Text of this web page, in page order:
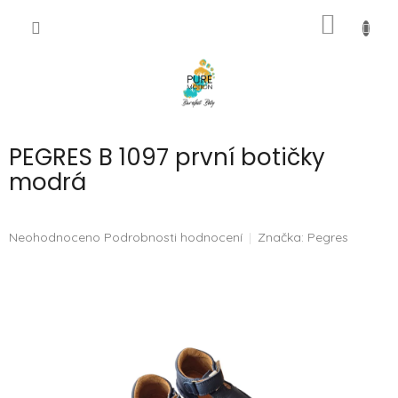
PEGRES B 1097 první botičky
modrá
Průměrné
Neohodnoceno Podrobnosti hodnocení Značka: Pegres